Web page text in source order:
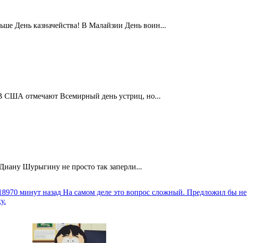
День казначейства! В Малайзии День воин...
В США отмечают Всемирный день устриц, но...
Шурыгину не просто так заперли...
минут назад На самом деле это вопрос сложный. Предложил бы не